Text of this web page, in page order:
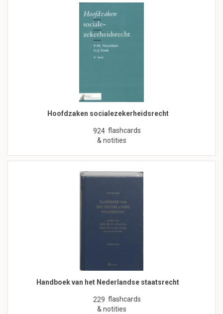
Hoofdzaken socialezekerheidsrecht
924 flashcards
& notities
Handboek van het Nederlandse staatsrecht
229 flashcards
& notities